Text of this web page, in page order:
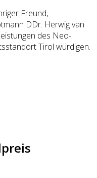
Freund,
DDr. Herwig van
des Neo-
Tirol würdigen.